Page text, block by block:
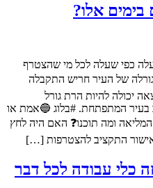
אלו?
כפי שעלה לכל מי שהצטרף
של העיר חריש התקבלה
יכולה להיות הרת גורל
בעיר המתפתחת. #בלוג 🔵אמת או
ומה תוכנו❓ האם היה לחץ
התקציב להצטרפות […]
כלי עבודה לכל דבר